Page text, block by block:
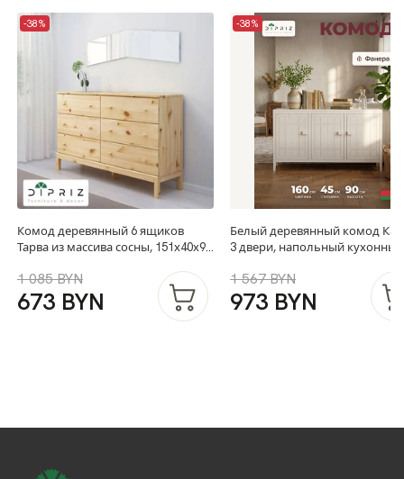
-38%
Комод деревянный 6 ящиков
Тарва из массива сосны, 151х40х92
1 085 BYN
673 BYN
-38%
Белый деревянный комод
3 двери, напольный кухонный
см
1 567 BYN
973 BYN